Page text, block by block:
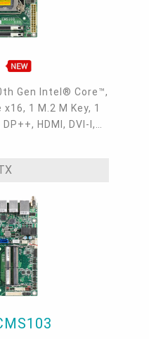
Gen Intel® Core™,
x16, 1 M.2 M Key, 1
HDMI, DVI-I,